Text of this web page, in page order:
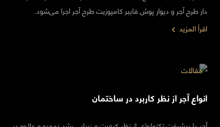
دار طرح آجر و دیوار پوش فایبر کامپوزیت طرح آجر اجرا می‌شود.
اقرأ المزيد
انواع آجر از نظر کاربرد در ساختمان
مقالات